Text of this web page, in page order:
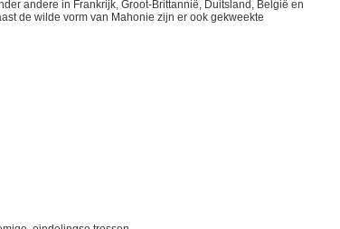
andere in Frankrijk, Groot-Brittannië, Duitsland, België en
de wilde vorm van Mahonie zijn er ook gekweekte